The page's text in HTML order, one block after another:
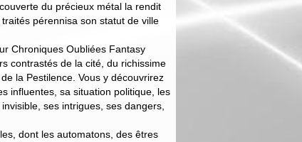
du précieux métal la rendit
pérennisa son statut de ville
Chroniques Oubliées Fantasy
contrastés de la cité, du richissime
la Pestilence. Vous y découvrirez
influentes, sa situation politique, les
ses intrigues, ses dangers,
dont les automatons, des êtres